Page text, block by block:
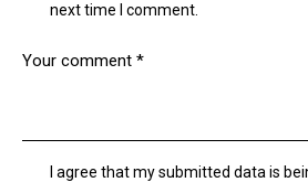
next time I comment.
I agree that my submitted data is